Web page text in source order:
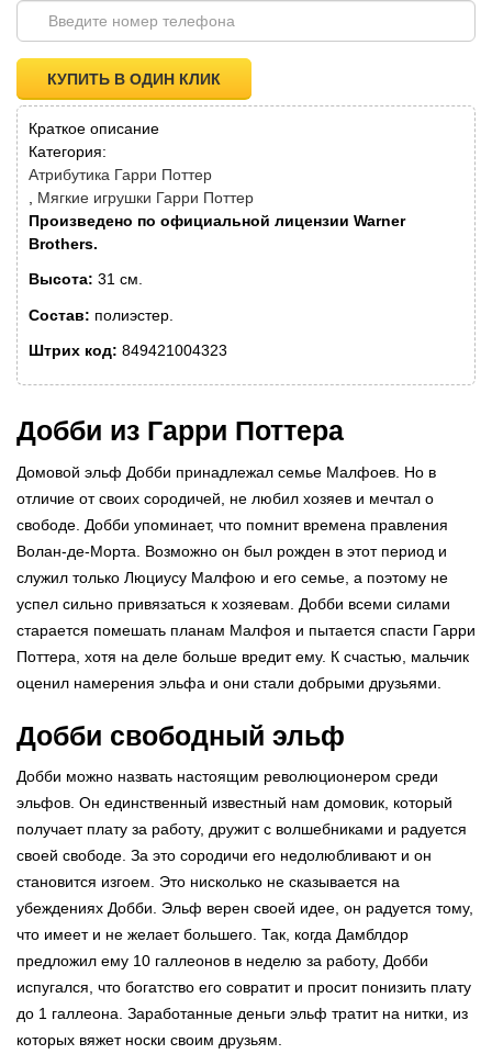
Краткое описание
Категория:
Атрибутика Гарри Поттер
Мягкие игрушки Гарри Поттер
Произведено по официальной лицензии Warner
Brothers.
Высота: 31 см.
Состав: полиэстер.
Штрих код: 849421004323
КУПИТЬ В ОДИН КЛИК
Добби из Гарри Поттера
Домовой эльф Добби принадлежал семье Малфоев. Но в
отличие от своих сородичей, не любил хозяев и мечтал о
свободе. Добби упоминает, что помнит времена правления
Волан-де-Морта. Возможно он был рожден в этот период и
служил только Люциусу Малфою и его семье, а поэтому не
успел сильно привязаться к хозяевам. Добби всеми силами
старается помешать планам Малфоя и пытается спасти Гарри
Поттера, хотя на деле больше вредит ему. К счастью, мальчик
оценил намерения эльфа и они стали добрыми друзьями.
Добби свободный эльф
Добби можно назвать настоящим революционером среди
эльфов. Он единственный известный нам домовик, который
получает плату за работу, дружит с волшебниками и радуется
своей свободе. За это сородичи его недолюбливают и он
становится изгоем. Это нисколько не сказывается на
убеждениях Добби. Эльф верен своей идее, он радуется тому,
что имеет и не желает большего. Так, когда Дамблдор
предложил ему 10 галлеонов в неделю за работу, Добби
испугался, что богатство его совратит и просит понизить плату
до 1 галлеона. Заработанные деньги эльф тратит на нитки, из
которых вяжет носки своим друзьям.